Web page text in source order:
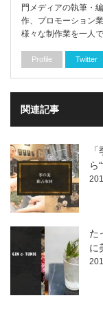
門メディアの執筆・
作、プロモーション
様々な制作業を一人
Profile Twitter
関連記事
ら
た
に